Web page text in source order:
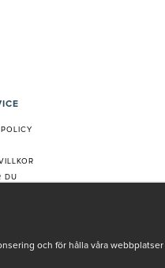
DU
och för hålla våra